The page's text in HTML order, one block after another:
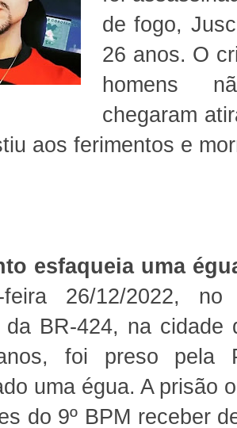
de fogo,
26 anos. O
homens
chegaram
aos ferimentos e
esfaqueia uma
feira 26/12/2022,
da BR-424, na cidade
foi preso pela
uma égua. A prisão
do 9º BPM receber